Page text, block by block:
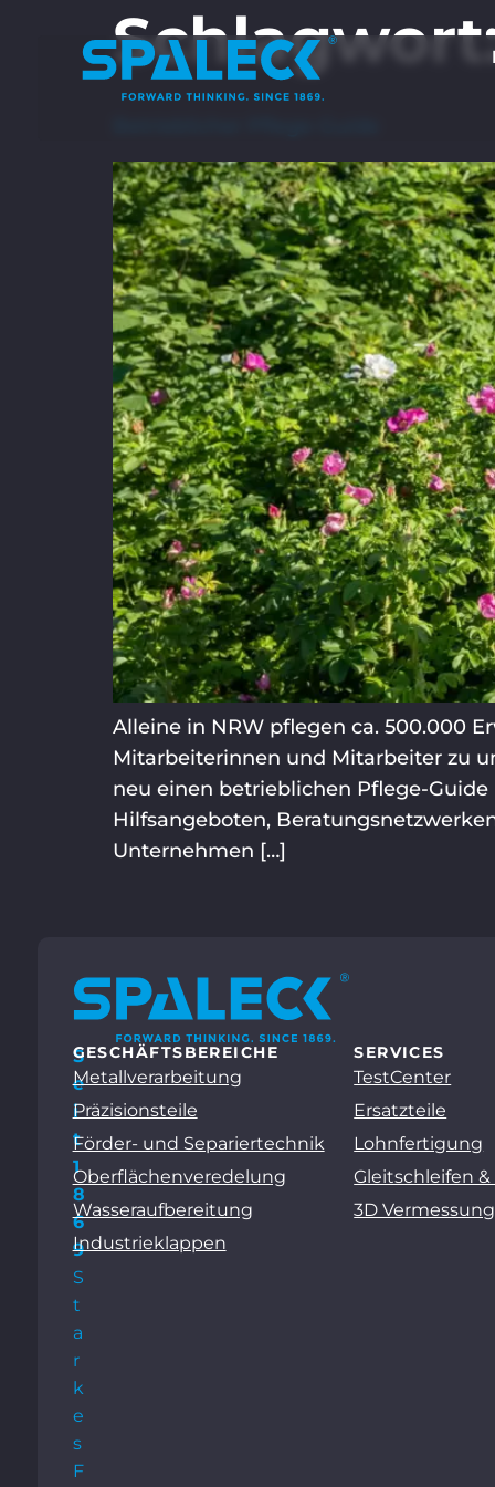
Alleine in NRW pflegen ca. 500.000
Mitarbeiterinnen und Mitarbeiter zu
neu einen betrieblichen Pflege-
Hilfsangeboten,
Unternehmen […]
S
e
i
t
1
8
6
9
S
t
a
r
k
e
s
F
GESCHÄFTSBEREICHE
Metallverarbeitung
Präzisionsteile
Förder- und Separiertechnik
Oberflächenveredelung
Wasseraufbereitung
Industrieklappen
SERVICES
TestCenter
Ersatzteile
Lohnfertigung
Gleitschleifen &
3D Vermessung